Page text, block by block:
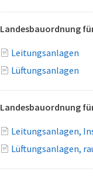
Landesbauordnung
Leitungsanlagen
Lüftungsanlagen
Landesbauordnung
Leitungsanlagen,
Lüftungsanlagen,